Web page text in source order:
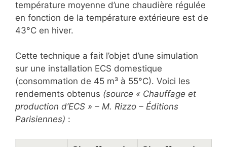
température moyenne d’une chaudière régulée
en fonction de la température extérieure est de
43°C en hiver.
Cette technique a fait l’objet d’une simulation
sur une installation ECS domestique
(consommation de 45 m³ à 55°C). Voici les
rendements obtenus (source « Chauffage et
production d’ECS » – M. Rizzo – Éditions
Parisiennes) :